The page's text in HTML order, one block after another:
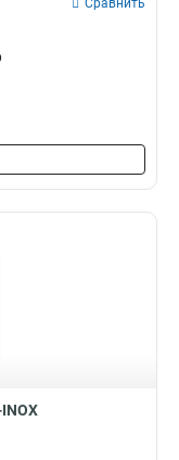
Сравнить